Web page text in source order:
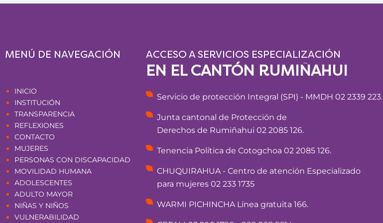
MENÚ DE NAVEGACIÓN
INICIO
INSTITUCIÓN
TRANSPARENCIA
REFLEXIONES
CONTACTO
MUJERES
PERSONAS CON DISCAPACIDAD
MOVILIDAD HUMANA
ADOLESCENTES
ADULTO MAYOR
NIÑAS Y NIÑOS
VULNERABILIDAD
ACCESO A SERVICIOS ESPECIALIZACIÓN
EN EL CANTÓN RUMIÑAHUI
Servicio de protección Integral (SPI) - MMDH 02 2339 223.
Junta cantonal de Protección de
Derechos de Rumiñahui 02 2085 126.
Tenencia Política de Cotogchoa 02 2085 126.
CHUQUIRAHUA - Centro de atención Especializado
para mujeres 02 233 1735
WARMI PICHINCHA Línea gratuita 166.